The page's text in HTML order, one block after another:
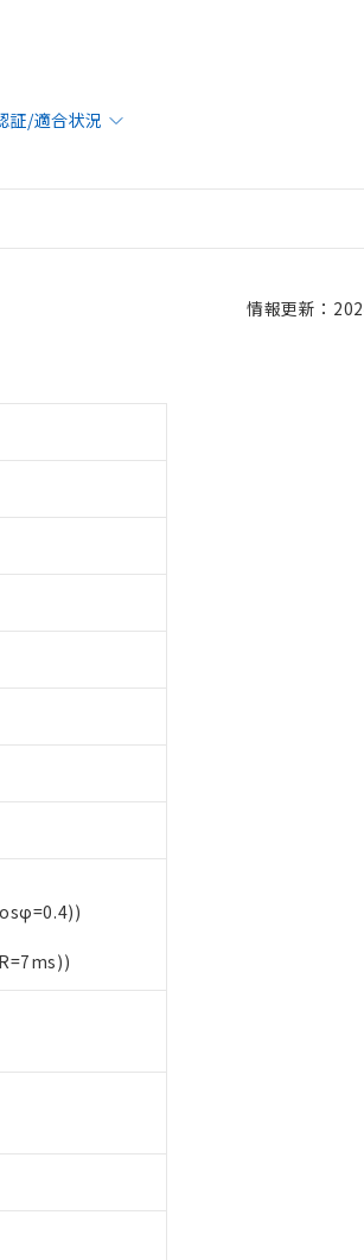
証/適合状況
情報更新：
ください。
に対応した製品が提供可能な商品です。
対応した製品に切り替える予定のある商品で
有に非対応の商品で、対応品を出す予定はあ
有の対応状況を調査中または確認中の商品で
有無と関係のない商品です。
のが、含有品と判明した場合などやむを得
値以下であることを示します。